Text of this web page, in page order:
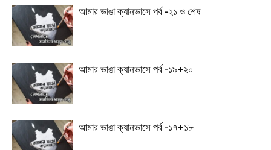
আমার ভাঙা ক্যানভাসে পর্ব -২১ ও শেষ
আমার ভাঙা ক্যানভাসে পর্ব -১৯+২০
আমার ভাঙা ক্যানভাসে পর্ব -১৭+১৮